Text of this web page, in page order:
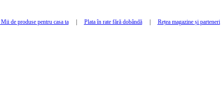
Mii de produse pentru casa ta| Plata în rate fără dobândă| Rețea magazine și parteneri